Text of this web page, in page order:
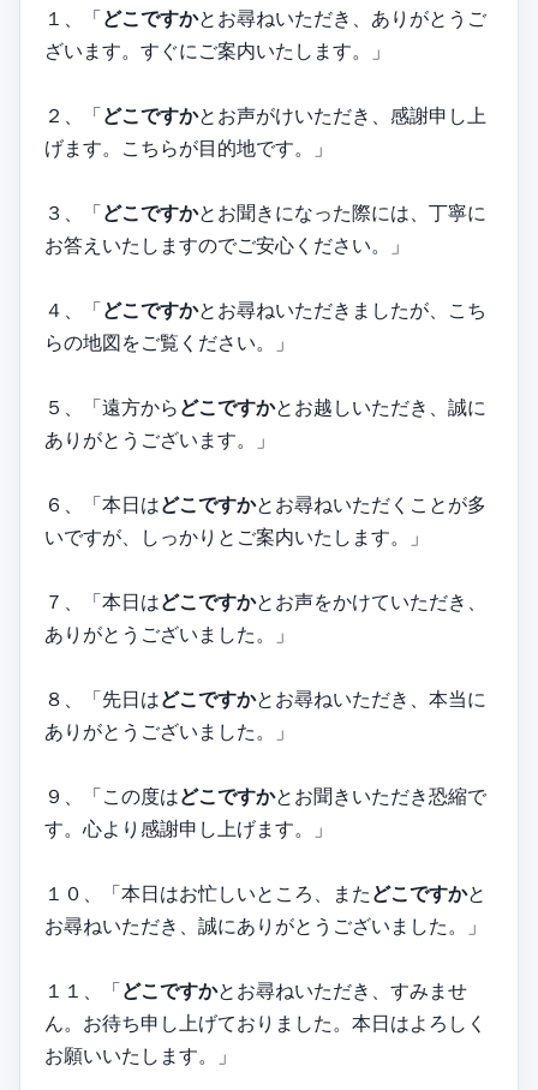
１、「どこですかとお尋ねいただき、ありがとうご
ざいます。すぐにご案内いたします。」
２、「どこですかとお声がけいただき、感謝申し上
げます。こちらが目的地です。」
３、「どこですかとお聞きになった際には、丁寧に
お答えいたしますのでご安心ください。」
４、「どこですかとお尋ねいただきましたが、こち
らの地図をご覧ください。」
５、「遠方から どこですかとお越しいただき、誠に
ありがとうございます。」
６、「本日はどこですかとお尋ねいただくことが多
いですが、しっかりとご案内いたします。」
７、「本日はどこですかとお声をかけていただき、
ありがとうございました。」
８、「先日はどこですかとお尋ねいただき、本当に
ありがとうございました。」
９、「この度はどこですかとお聞きいただき恐縮で
す。心より感謝申し上げます。」
１０、「本日はお忙しいところ、また どこですかと
お尋ねいただき、誠にありがとうございました。」
１１、「どこですかとお尋ねいただき、すみませ
ん。お待ち申し上げておりました。本日はよろしく
お願いいたします。」